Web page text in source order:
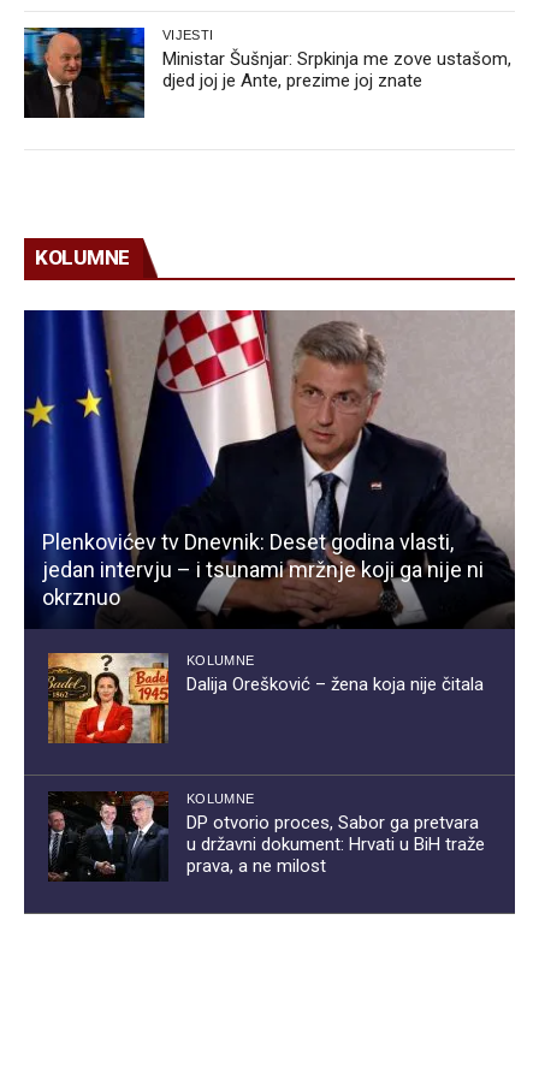
VIJESTI
Ministar Šušnjar: Srpkinja me zove ustašom,
djed joj je Ante, prezime joj znate
KOLUMNE
Plenkovićev tv Dnevnik: Deset godina vlasti,
jedan intervju – i tsunami mržnje koji ga nije ni
okrznuo
KOLUMNE
Dalija Orešković – žena koja nije čitala
KOLUMNE
DP otvorio proces, Sabor ga pretvara
u državni dokument: Hrvati u BiH traže
prava, a ne milost